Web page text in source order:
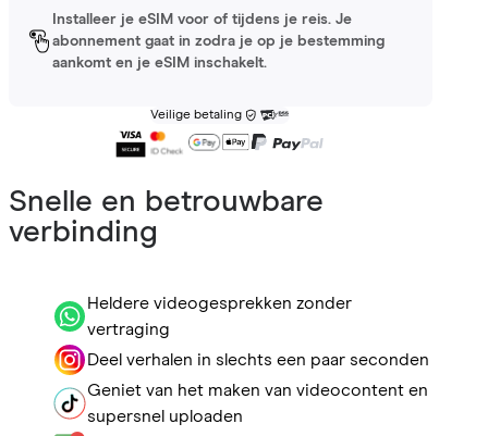
Installeer je eSIM voor of tijdens je reis. Je
abonnement gaat in zodra je op je bestemming
aankomt en je eSIM inschakelt.
Veilige betaling
Snelle en betrouwbare
verbinding
Heldere videogesprekken zonder
vertraging
Deel verhalen in slechts een paar seconden
Geniet van het maken van videocontent en
supersnel uploaden